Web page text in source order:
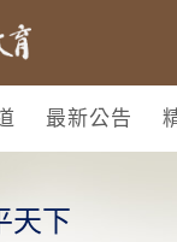
最新公告
天下